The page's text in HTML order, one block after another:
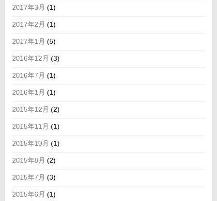
2017年3月 (1)
2017年2月 (1)
2017年1月 (5)
2016年12月 (3)
2016年7月 (1)
2016年1月 (1)
2015年12月 (2)
2015年11月 (1)
2015年10月 (1)
2015年8月 (2)
2015年7月 (3)
2015年6月 (1)